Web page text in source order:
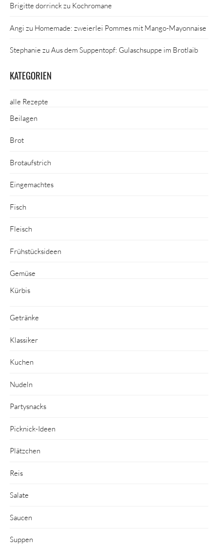
Brigitte dorrinckzu Kochromane
Angi zu Homemade: zweierlei Pommes mit Mango-Mayonnaise
Stephanie zu Aus dem Suppentopf: Gulaschsuppe im Brotlaib
KATEGORIEN
alle Rezepte
Beilagen
Brot
Brotaufstrich
Eingemachtes
Fisch
Fleisch
Frühstücksideen
Gemüse
Kürbis
Getränke
Klassiker
Kuchen
Nudeln
Partysnacks
Picknick-Ideen
Plätzchen
Reis
Salate
Saucen
Suppen